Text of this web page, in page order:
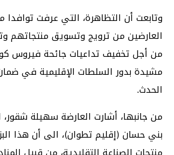
وتابعت أن التظاهرة، التي عرفت توافدا
العارضين من ترويج وتسويق منتجاتهم
من أجل تخفيف تداعيات جائحة فيروس
مشيدة بدور السلطات الإقليمية في ضمان
الحدث.
من جانبها، أشارت العارضة سهيلة شقور،
بني حسان (إقليم تطوان)، الى أن هذا